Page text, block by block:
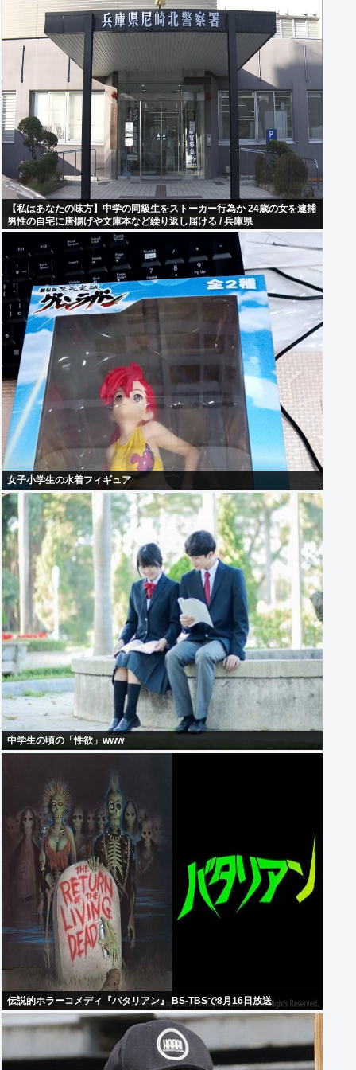
【私はあなたの味方】中学の同級生をストーカー行為か 24歳の女を逮捕
男性の自宅に唐揚げや文庫本など繰り返し届ける / 兵庫県
女子小学生の水着フィギュア
中学生の頃の「性欲」www
伝説的ホラーコメディ『バタリアン』 BS-TBSで8月16日放送